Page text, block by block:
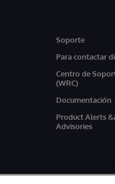
Soporte
Para contactar
Centro de
(WRC)
Documentación
Product Alerts
Advisories